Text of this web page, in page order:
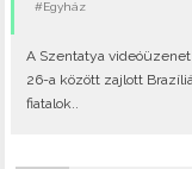
#Egyház
A Szentatya
26-a között zajlott
fiatalok..